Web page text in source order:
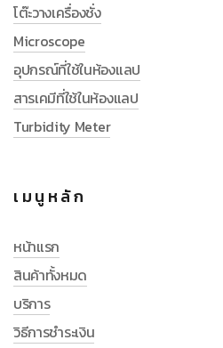
โต๊ะวางเครื่องชั่ง
Microscope
อุปกรณ์ที่ใช้ในห้องแลป
สารเคมีที่ใช้ในห้องแลป
Turbidity Meter
เมนูหลัก
หน้าแรก
สินค้าทั้งหมด
บริการ
วิธีการชำระเงิน